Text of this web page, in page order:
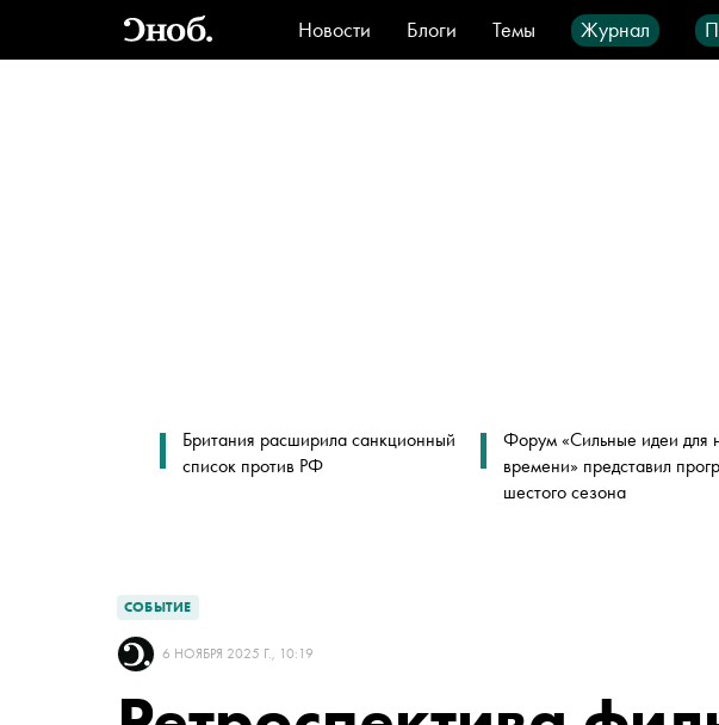
Новости Блоги Темы Журнал
Стиль
Видео Город IT-
Британия расширила санкционный
список против РФ
Форум «Сильные идеи для
времени» представил
шестого сезона
СОБЫТИЕ
6 НОЯБРЯ 2025 Г., 10:19